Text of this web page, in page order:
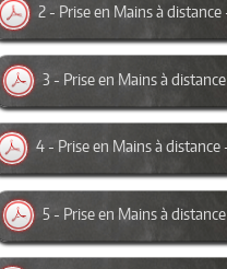
2 - Prise en Mains à distance
3 - Prise en Mains à
4 - Prise en Mains à distance
5 - Prise en Mains à